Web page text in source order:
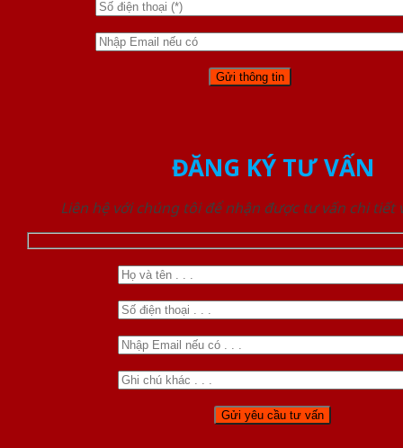
ĐĂNG KÝ TƯ VẤN
Liên hệ với chúng tôi để nhận được tư vấn chi tiết